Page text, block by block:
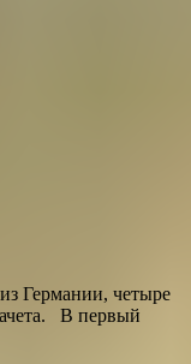
Германии, четыре
В первый